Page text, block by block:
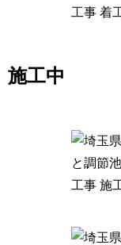
施工中